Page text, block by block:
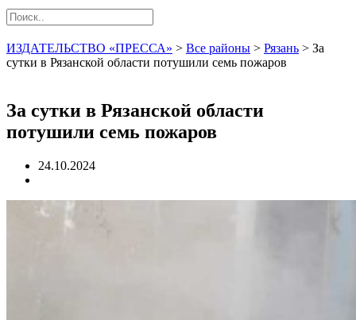
ИЗДАТЕЛЬСТВО «ПРЕССА» > Все районы > Рязань > За
сутки в Рязанской области потушили семь пожаров
За сутки в Рязанской области
потушили семь пожаров
24.10.2024